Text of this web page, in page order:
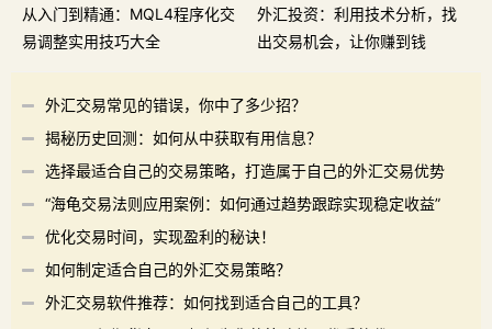
从入门到精通：MQL4程序化交
易调整实用技巧大全
外汇投资：利用技术分析，找
出交易机会，让你赚到钱
外汇交易常见的错误，你中了多少招？
揭秘历史回测：如何从中获取有用信息？
选择最适合自己的交易策略，打造属于自己的外汇交易优势
“海龟交易法则应用案例：如何通过趋势跟踪实现稳定收益”
优化交易时间，实现盈利的秘诀！
如何制定适合自己的外汇交易策略？
外汇交易软件推荐：如何找到适合自己的工具？